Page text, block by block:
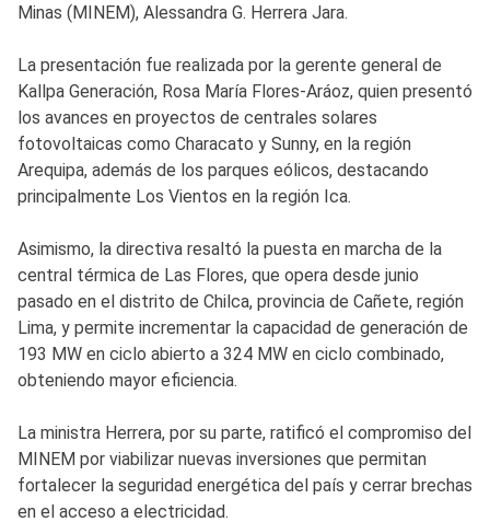
Minas (MINEM), Alessandra G. Herrera Jara.
La presentación fue realizada por la gerente general de
Kallpa Generación, Rosa María Flores-Aráoz, quien presentó
los avances en proyectos de centrales solares
fotovoltaicas como Characato y Sunny, en la región
Arequipa, además de los parques eólicos, destacando
principalmente Los Vientos en la región Ica.
Asimismo, la directiva resaltó la puesta en marcha de la
central térmica de Las Flores, que opera desde junio
pasado en el distrito de Chilca, provincia de Cañete, región
Lima, y permite incrementar la capacidad de generación de
193 MW en ciclo abierto a 324 MW en ciclo combinado,
obteniendo mayor eficiencia.
La ministra Herrera, por su parte, ratificó el compromiso del
MINEM por viabilizar nuevas inversiones que permitan
fortalecer la seguridad energética del país y cerrar brechas
en el acceso a electricidad.